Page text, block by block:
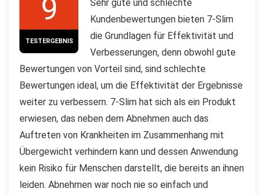
9
TESTERGEBNIS
Sehr gute und schlechte
Kundenbewertungen bieten 7-Slim
die Grundlagen für Effektivität und
Verbesserungen, denn obwohl gute
Bewertungen von Vorteil sind, sind schlechte
Bewertungen ideal, um die Effektivität der Ergebnisse
weiter zu verbessern. 7-Slim hat sich als ein Produkt
erwiesen, das neben dem Abnehmen auch das
Auftreten von Krankheiten im Zusammenhang mit
Übergewicht verhindern kann und dessen Anwendung
kein Risiko für Menschen darstellt, die bereits an ihnen
leiden. Abnehmen war noch nie so einfach und